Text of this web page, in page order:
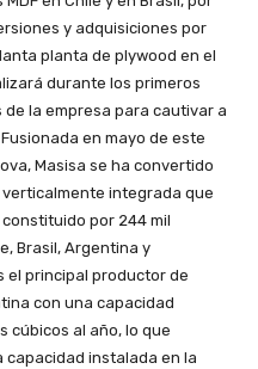
y adquisiciones por
planta de plywood en el
durante los primeros
la empresa para cautivar a
en mayo de este
Masisa se ha convertido
integrada que
por 244 mil
Brasil, Argentina y
el principal productor de
con una capacidad
cúbicos al año, lo que
capacidad instalada en la